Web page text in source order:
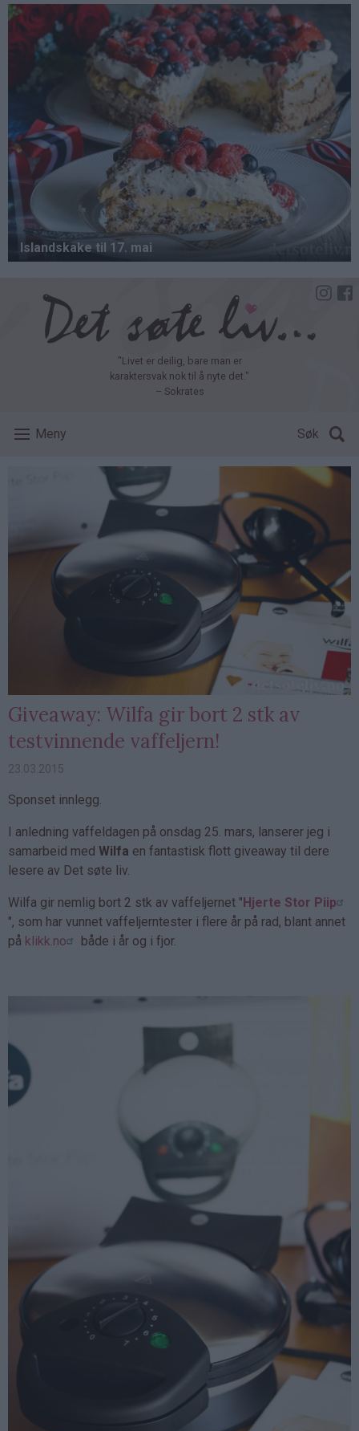
Hopp
hovedinnhold
"Livet er deilig, bare man er
karaktersvak nok til å nyte det."
– Sokrates
Meny Søk
Giveaway: Wilfa gir bort 2 stk av
testvinnende vaffeljern!
23.03.2015
Sponset innlegg.
I anledning vaffeldagen på onsdag 25. mars, lanserer jeg i
samarbeid med Wilfa en fantastisk flott giveaway til dere
lesere av Det søte liv.
Wilfa gir nemlig bort 2 stk av vaffeljernet "Hjerte Stor Piip
", som har vunnet vaffeljerntester i flere år på rad, blant annet
på klikk.no både i år og i fjor.